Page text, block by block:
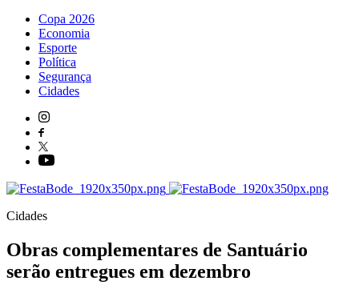
Copa 2026
Economia
Esporte
Política
Segurança
Cidades
Cidades
Obras complementares de Santuário
serão entregues em dezembro